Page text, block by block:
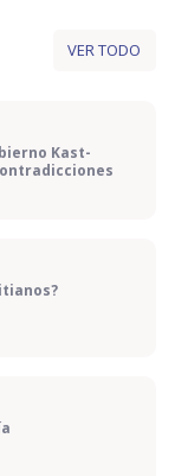
VER TODO
Kast-